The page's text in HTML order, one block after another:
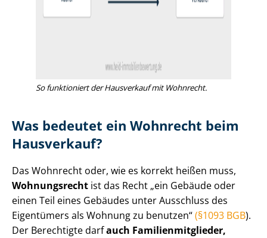
So funktioniert der Hausverkauf mit Wohnrecht.
Was bedeutet ein Wohnrecht beim
Hausverkauf?
Das Wohnrecht oder, wie es korrekt heißen muss,
Wohnungsrecht ist das Recht „ein Gebäude oder
einen Teil eines Gebäudes unter Ausschluss des
Eigentümers als Wohnung zu benutzen“(§1093 BGB).
Der Berechtigte darfauch Fa­mi­li­en­mit­glie­der,